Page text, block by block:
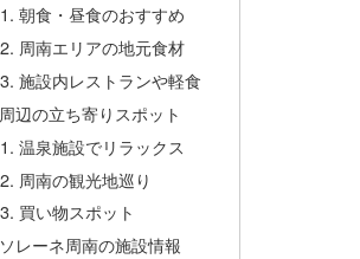
朝食・昼食のおすすめ
周南エリアの地元食材
施設内レストランや軽食
周辺の立ち寄りスポット
温泉施設でリラックス
周南の観光地巡り
買い物スポット
ソレーネ周南の施設情報